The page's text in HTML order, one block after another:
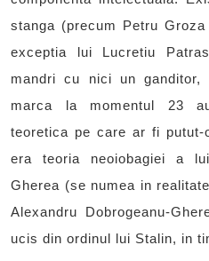
stanga (precum Petru
exceptia lui Lucretiu
mandri cu nici un ganditor,
marca la momentul 23
teoretica pe care ar fi
era teoria neoiobagiei a
Gherea (se numea in
Alexandru Dobrogeanu-
ucis din ordinul lui Stalin, in